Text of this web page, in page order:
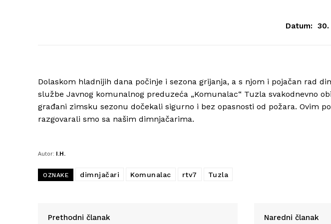
O
Datum: 30.
Dolaskom hladnijih dana počinje i sezona grijanja, a s njom i pojačan rad
službe Javnog komunalnog preduzeća „Komunalac“ Tuzla svakodnevno
građani zimsku sezonu dočekali sigurno i bez opasnosti od požara. Ovim
razgovarali smo sa našim dimnjačarima.
Autor: I.H.
OZNAKE dimnjačari Komunalac rtv7 Tuzla
Prethodni članak Naredni članak